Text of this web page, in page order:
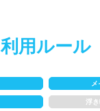
利用ルール
浮
フィン、
スクール